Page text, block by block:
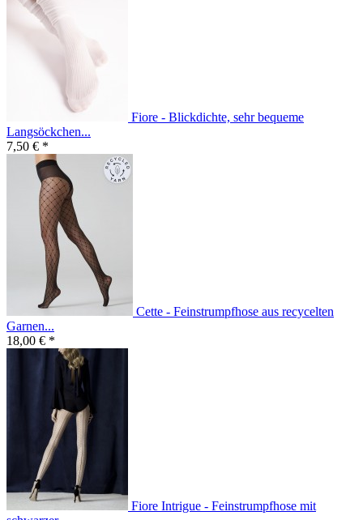
Fiore - Blickdichte, sehr bequeme
Langsöckchen...
7,50 € *
Cette - Feinstrumpfhose aus recycelten
Garnen...
18,00 € *
Fiore Intrigue - Feinstrumpfhose mit